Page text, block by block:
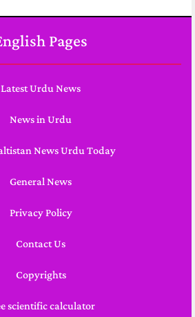
Pages
Latest Urdu News
News in Urdu
News Urdu Today
General News
Privacy Policy
Contact Us
Copyrights
scientific calculator